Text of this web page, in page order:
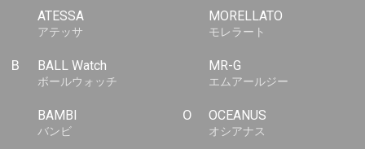
ATESSA
アテッサ
B BALL Watch
ボールウォッチ
BAMBI
バンビ
MORELLATO
モレラート
MR-G
エムアールジー
O OCEANUS
オシアナス